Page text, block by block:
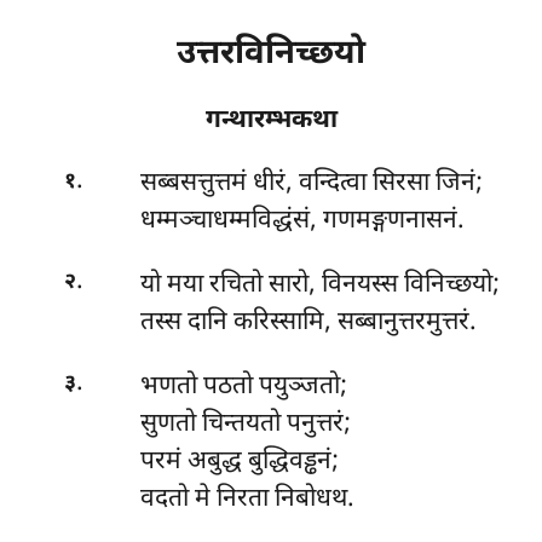
उत्तरविनिच्छयो
गन्थारम्भकथा
१. सब्बसत्तुत्तमं धीरं, वन्दित्वा सिरसा जिनं;
धम्मञ्चाधम्मविद्धंसं, गणमङ्गणनासनं.
२.
यो मया रचितो सारो, विनयस्स विनिच्छयो;
तस्स दानि करिस्सामि, सब्बानुत्तरमुत्तरं.
३.
भणतो पठतो पयुञ्जतो;
सुणतो चिन्तयतो पनुत्तरं;
परमं अबुद्ध बुद्धिवड्ढनं;
वदतो मे निरता निबोधथ.